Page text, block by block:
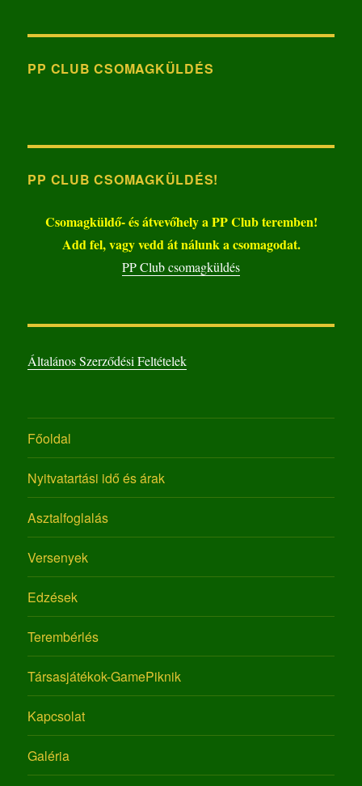
PP CLUB CSOMAGKÜLDÉS
PP CLUB CSOMAGKÜLDÉS!
Csomagküldő- és átvevőhely a PP Club teremben!
Add fel, vagy vedd át nálunk a csomagodat.
PP Club csomagküldés
Általános Szerződési Feltételek
Főoldal
Nyitvatartási idő és árak
Asztalfoglalás
Versenyek
Edzések
Terembérlés
Társasjátékok-GamePiknik
Kapcsolat
Galéria